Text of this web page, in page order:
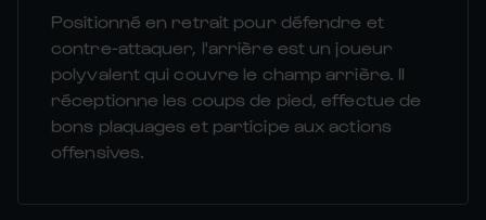
Positionné en retrait pour défendre et
contre-attaquer, l'arrière est un joueur
polyvalent qui couvre le champ arrière. Il
réceptionne les coups de pied, effectue de
bons plaquages et participe aux actions
offensives.